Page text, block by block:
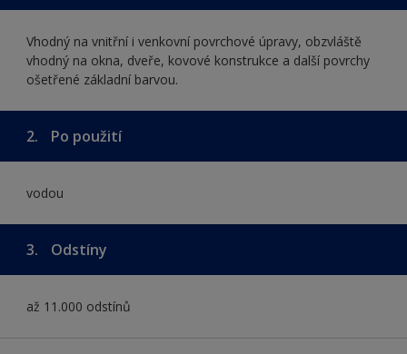
Vhodný na vnitřní i venkovní povrchové úpravy, obzvláště
vhodný na okna, dveře, kovové konstrukce a další povrchy
ošetřené základní barvou.
2. Po použití
vodou
3. Odstíny
až 11.000 odstínů